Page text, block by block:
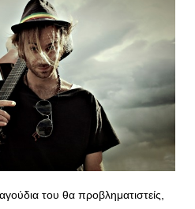
του θα προβληματιστείς,